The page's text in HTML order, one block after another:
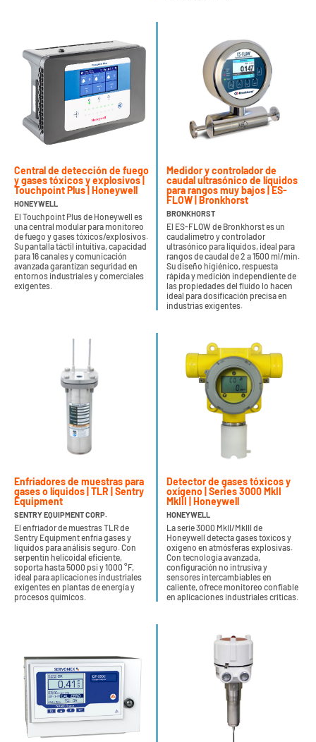
Central de detección de fuego
y gases tóxicos y explosivos |
Touchpoint Plus | Honeywell
HONEYWELL
El Touchpoint Plus de Honeywell es
una central modular para monitoreo
de fuego y gases tóxicos/explosivos.
Su pantalla táctil intuitiva, capacidad
para 16 canales y comunicación
avanzada garantizan seguridad en
entornos industriales y comerciales
exigentes.
Medidor y controlador de
caudal ultrasónico de líquidos
para rangos muy bajos | ES-
FLOW | Bronkhorst
BRONKHORST
El ES-FLOW de Bronkhorst es un
caudalímetro y controlador
ultrasónico para líquidos, ideal para
rangos de caudal de 2 a 1500 ml/min.
Su diseño higiénico, respuesta
rápida y medición independiente de
las propiedades del fluido lo hacen
ideal para dosificación precisa en
industrias exigentes.
Enfriadores de muestras para
gases o líquidos | TLR | Sentry
Equipment
SENTRY EQUIPMENT CORP.
El enfriador de muestras TLR de
Sentry Equipment enfría gases y
líquidos para análisis seguro. Con
serpentín helicoidal eficiente,
soporta hasta 5000 psi y 1000 °F,
ideal para aplicaciones industriales
exigentes en plantas de energía y
procesos químicos.
Detector de gases tóxicos y
oxígeno | Series 3000 MkII
MkIII | Honeywell
HONEYWELL
La serie 3000 MkII/MkIII de
Honeywell detecta gases tóxicos y
oxígeno en atmósferas explosivas.
Con tecnología avanzada,
configuración no intrusiva y
sensores intercambiables en
caliente, ofrece monitoreo confiable
en aplicaciones industriales críticas.